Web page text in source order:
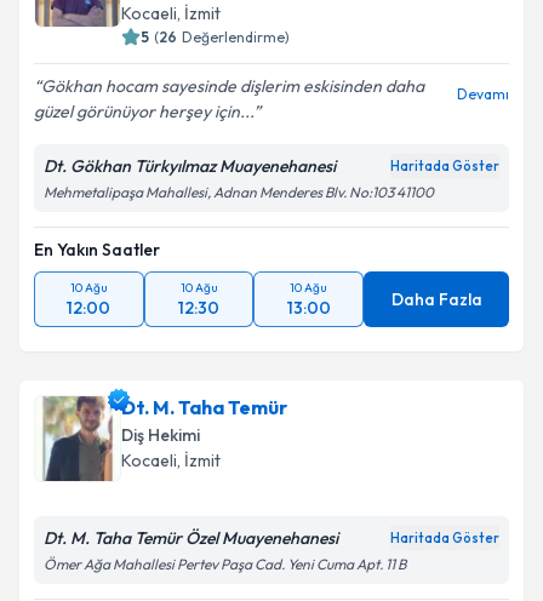
Kocaeli, İzmit
5 (26 Değerlendirme)
Gökhan hocam sayesinde dişlerim eskisinden daha
güzel görünüyor herşey için...
Devamı
Dt. Gökhan Türkyılmaz Muayenehanesi Haritada Göster
Mehmetalipaşa Mahallesi, Adnan Menderes Blv. No:103 41100
En Yakın Saatler
10 Ağu
12:00
10 Ağu
12:30
10 Ağu
13:00 Daha Fazla
Dt. M. Taha Temür
Diş Hekimi
Kocaeli, İzmit
Dt. M. Taha Temür Özel Muayenehanesi Haritada Göster
Ömer Ağa Mahallesi Pertev Paşa Cad. Yeni Cuma Apt. 11 B